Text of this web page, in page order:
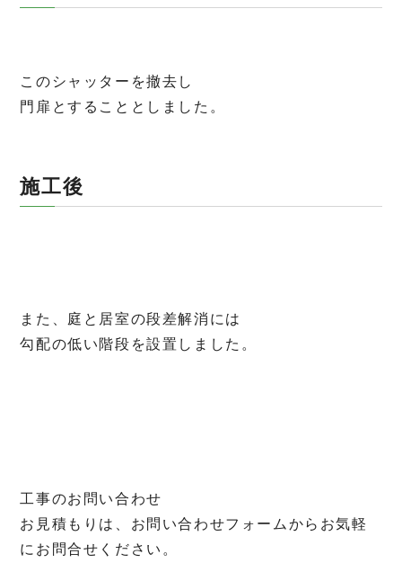
このシャッターを撤去し
門扉とすることとしました。
施工後
また、庭と居室の段差解消には
勾配の低い階段を設置しました。
工事のお問い合わせ
お見積もりは、お問い合わせフォームからお気軽
にお問合せください。